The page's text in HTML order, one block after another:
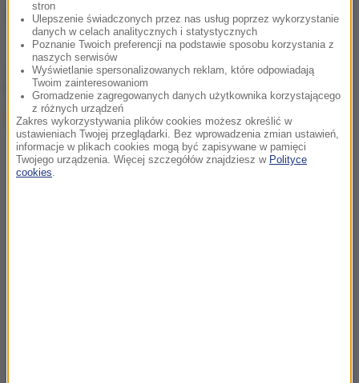
Źródło: PAP
chcesz widzieć więcej artykułów od RMF24?dodaj w
Google
stron
Ulepszenie świadczonych przez nas usług poprzez wykorzystanie
danych w celach analitycznych i statystycznych
Poznanie Twoich preferencji na podstawie sposobu korzystania z
naszych serwisów
Wyświetlanie spersonalizowanych reklam, które odpowiadają
Twoim zainteresowaniom
Gromadzenie zagregowanych danych użytkownika korzystającego
z różnych urządzeń
Zakres wykorzystywania plików cookies możesz określić w
ustawieniach Twojej przeglądarki. Bez wprowadzenia zmian ustawień,
informacje w plikach cookies mogą być zapisywane w pamięci
Twojego urządzenia. Więcej szczegółów znajdziesz w Polityce
cookies.